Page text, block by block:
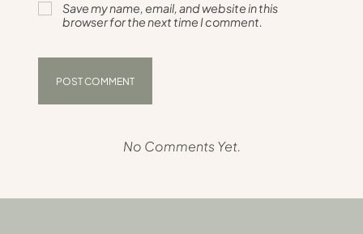
Save my name, email, and website in this
browser for the next time I comment.
No Comments Yet.